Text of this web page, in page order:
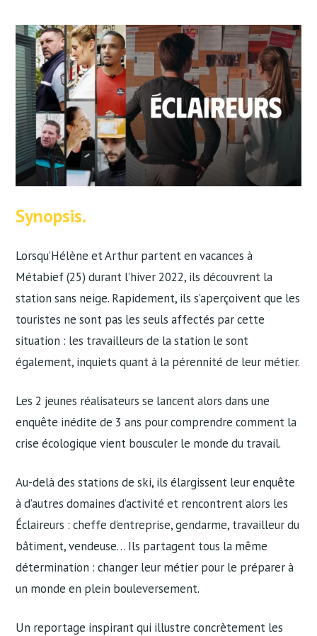
Synopsis.
Lorsqu’Hélène et Arthur partent en vacances à
Métabief (25) durant l’hiver 2022, ils découvrent la
station sans neige. Rapidement, ils s’aperçoivent que les
touristes ne sont pas les seuls affectés par cette
situation : les travailleurs de la station le sont
également, inquiets quant à la pérennité de leur métier.
Les 2 jeunes réalisateurs se lancent alors dans une
enquête inédite de 3 ans pour comprendre comment la
crise écologique vient bousculer le monde du travail.
Au-delà des stations de ski, ils élargissent leur enquête
à d’autres domaines d’activité et rencontrent alors les
Éclaireurs : cheffe d’entreprise, gendarme, travailleur du
bâtiment, vendeuse… Ils partagent tous la même
détermination : changer leur métier pour le préparer à
un monde en plein bouleversement.
Un reportage inspirant qui illustre concrètement les